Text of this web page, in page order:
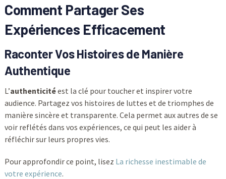
Comment Partager Ses
Expériences Efficacement
Raconter Vos Histoires de Manière
Authentique
L’authenticitéest la clé pour toucher et inspirer votre
audience. Partagez vos histoires de luttes et de triomphes de
manière sincère et transparente. Cela permet aux autres de se
voir reflétés dans vos expériences, ce qui peut les aider à
réfléchir sur leurs propres vies.
Pour approfondir ce point, lisez La richesse inestimable de
votre expérience.